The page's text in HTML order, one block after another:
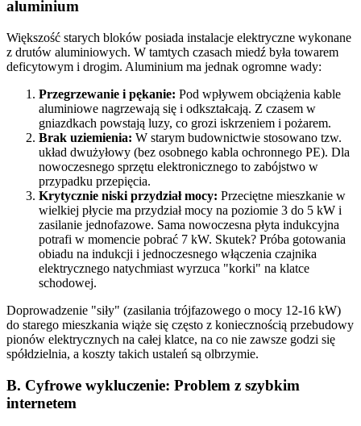
aluminium
Większość starych bloków posiada instalacje elektryczne wykonane
z drutów aluminiowych. W tamtych czasach miedź była towarem
deficytowym i drogim. Aluminium ma jednak ogromne wady:
Przegrzewanie i pękanie: Pod wpływem obciążenia kable
aluminiowe nagrzewają się i odkształcają. Z czasem w
gniazdkach powstają luzy, co grozi iskrzeniem i pożarem.
Brak uziemienia: W starym budownictwie stosowano tzw.
układ dwużyłowy (bez osobnego kabla ochronnego PE). Dla
nowoczesnego sprzętu elektronicznego to zabójstwo w
przypadku przepięcia.
Krytycznie niski przydział mocy: Przeciętne mieszkanie w
wielkiej płycie ma przydział mocy na poziomie 3 do 5 kW i
zasilanie jednofazowe. Sama nowoczesna płyta indukcyjna
potrafi w momencie pobrać 7 kW. Skutek? Próba gotowania
obiadu na indukcji i jednoczesnego włączenia czajnika
elektrycznego natychmiast wyrzuca "korki" na klatce
schodowej.
Doprowadzenie "siły" (zasilania trójfazowego o mocy 12-16 kW)
do starego mieszkania wiąże się często z koniecznością przebudowy
pionów elektrycznych na całej klatce, na co nie zawsze godzi się
spółdzielnia, a koszty takich ustaleń są olbrzymie.
B. Cyfrowe wykluczenie: Problem z szybkim
internetem